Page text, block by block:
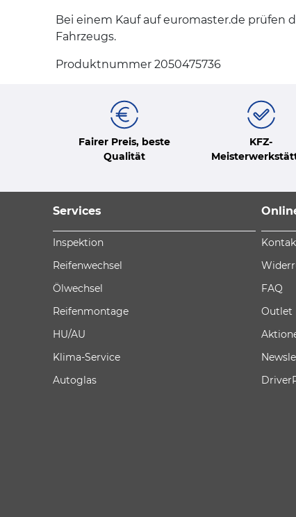
Bei einem Kauf auf euromaster.de prüfen
Fahrzeugs.
Produktnummer 2050475736
Fairer Preis, beste
Qualität
KFZ-
Services
Inspektion
Reifenwechsel
Ölwechsel
Reifenmontage
HU/AU
Klima-Service
Autoglas
FAQ
Outlet